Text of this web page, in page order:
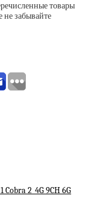
товары
не забывайте
Cobra 2_4G 9CH 6G